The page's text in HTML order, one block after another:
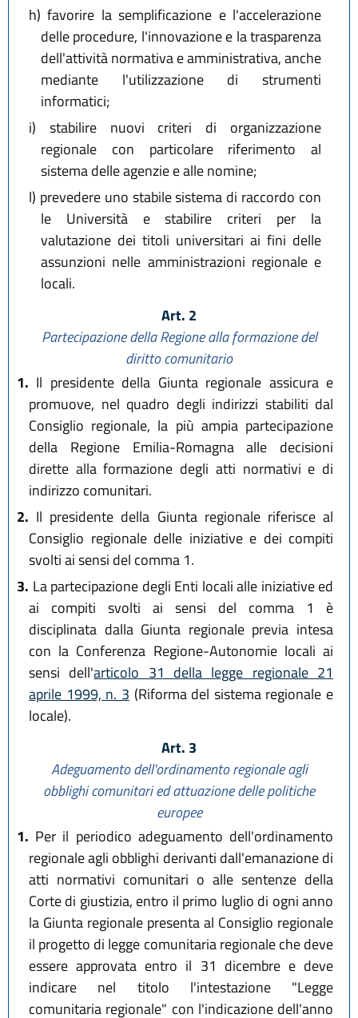
h) favorire la semplificazione e l'accelerazione
delle procedure, l'innovazione e la trasparenza
dell'attività normativa e amministrativa, anche
mediante l'utilizzazione di strumenti
informatici;
i) stabilire nuovi criteri di organizzazione
regionale con particolare riferimento al
sistema delle agenzie e alle nomine;
l) prevedere uno stabile sistema di raccordo con
le Università e stabilire criteri per la
valutazione dei titoli universitari ai fini delle
assunzioni nelle amministrazioni regionale e
locali.
Art. 2
Partecipazione della Regione alla formazione del
diritto comunitario
1. Il presidente della Giunta regionale assicura e
promuove, nel quadro degli indirizzi stabiliti dal
Consiglio regionale, la più ampia partecipazione
della Regione Emilia-Romagna alle decisioni
dirette alla formazione degli atti normativi e di
indirizzo comunitari.
2. Il presidente della Giunta regionale riferisce al
Consiglio regionale delle iniziative e dei compiti
svolti ai sensi del comma 1.
3. La partecipazione degli Enti locali alle iniziative ed
ai compiti svolti ai sensi del comma 1 è
disciplinata dalla Giunta regionale previa intesa
con la Conferenza Regione-Autonomie locali ai
sensi dell'articolo 31 della legge regionale 21
aprile 1999, n. 3 (Riforma del sistema regionale e
locale).
Art. 3
Adeguamento dell'ordinamento regionale agli
obblighi comunitaried attuazione delle politiche
europee
1. Per il periodico adeguamento dell'ordinamento
regionale agli obblighi derivanti dall'emanazione di
atti normativi comunitari o alle sentenze della
Corte di giustizia, entro il primo luglio di ogni anno
la Giunta regionale presenta al Consiglio regionale
il progetto di legge comunitaria regionale che deve
essere approvata entro il 31 dicembre e deve
indicare nel titolo l'intestazione "Legge
comunitaria regionale" con l'indicazione dell'anno